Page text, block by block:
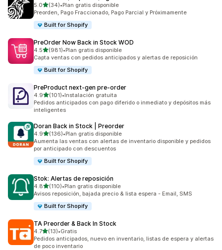
5.0de 5 estrellas
(34)
34 reseñas en total
•Plan gratis disponible
Preorden, Pago Fraccionado, Pago Parcial y Próximamente
Built for Shopify
PreOrder Now Back in Stock WOD
4.5de 5 estrellas
(981)
981 reseñas en total
•Plan gratis disponible
Capta ventas con pedidos anticipados y alertas de reposición
Built for Shopify
PreProduct next‑gen pre‑order
4.9de 5 estrellas
(101)
101 reseñas en total
•Instalación gratuita
Pedidos anticipados con pago diferido o inmediato y depósitos más
inteligentes
Doran Back in Stock | Preorder
4.9de 5 estrellas
(136)
136 reseñas en total
•Plan gratis disponible
Aumenta las ventas con alertas de inventario disponible y pedidos
por anticipado con descuentos
Built for Shopify
Stok: Alertas de reposición
4.8de 5 estrellas
(110)
110 reseñas en total
•Plan gratis disponible
Avisos reposición, bajada precio & lista espera - Email, SMS
Built for Shopify
TA Preorder & Back In Stock
4.7de 5 estrellas
(13)
13 reseñas en total
•Gratis
Pedidos anticipados, nuevo en inventario, listas de espera y alertas
de poco inventario